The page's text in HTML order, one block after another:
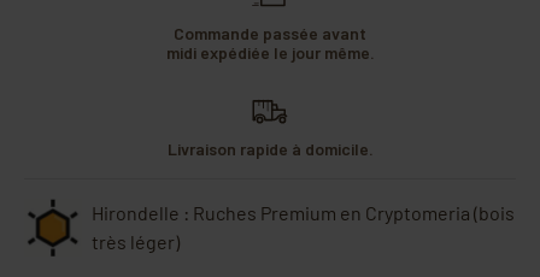
Commande passée avant
midi expédiée le jour même.
Livraison rapide à domicile.
Hirondelle : Ruches Premium en Cryptomeria (bois
très léger)